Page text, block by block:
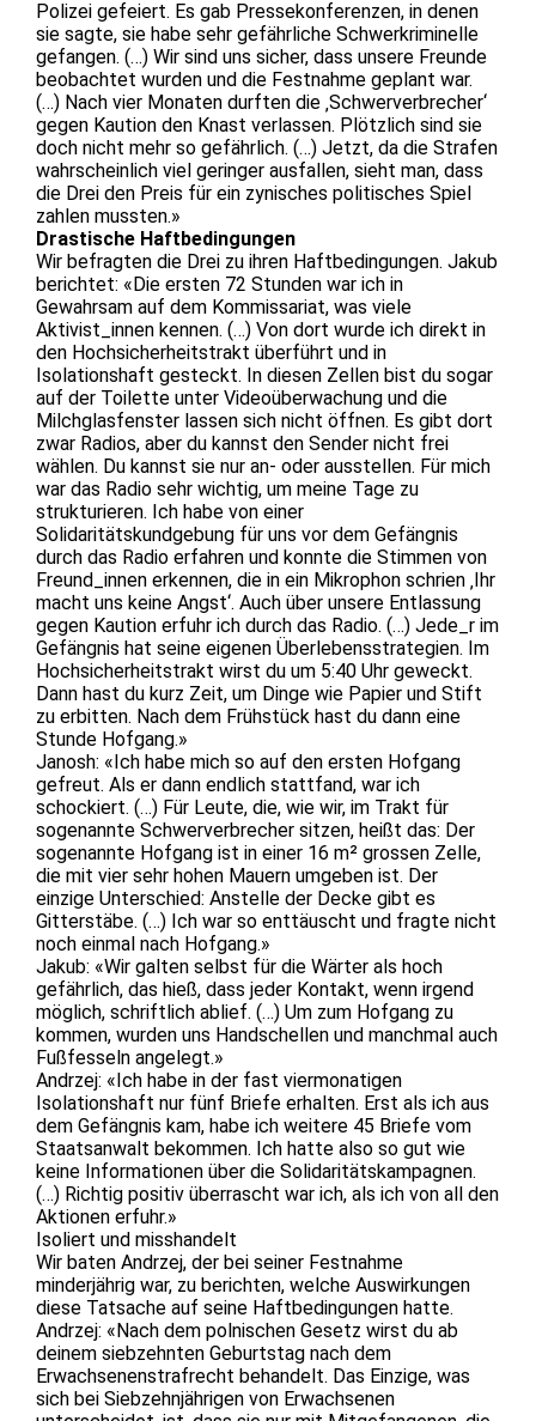
Polizei gefeiert. Es gab Pressekonferenzen, in denen
sie sagte, sie habe sehr gefährliche Schwerkriminelle
gefangen. (…) Wir sind uns sicher, dass unsere Freunde
beobachtet wurden und die Festnahme geplant war.
(…) Nach vier Monaten durften die ‚Schwerverbrecher‘
gegen Kaution den Knast verlassen. Plötzlich sind sie
doch nicht mehr so gefährlich. (…) Jetzt, da die Strafen
wahrscheinlich viel geringer ausfallen, sieht man, dass
die Drei den Preis für ein zynisches politisches Spiel
zahlen mussten.»
Drastische Haftbedingungen
Wir befragten die Drei zu ihren Haftbedingungen. Jakub
berichtet: «Die ersten 72 Stunden war ich in
Gewahrsam auf dem Kommissariat, was viele
Aktivist_innen kennen. (…) Von dort wurde ich direkt in
den Hochsicherheitstrakt überführt und in
Isolationshaft gesteckt. In diesen Zellen bist du sogar
auf der Toilette unter Videoüberwachung und die
Milchglasfenster lassen sich nicht öffnen. Es gibt dort
zwar Radios, aber du kannst den Sender nicht frei
wählen. Du kannst sie nur an- oder ausstellen. Für mich
war das Radio sehr wichtig, um meine Tage zu
strukturieren. Ich habe von einer
Solidaritätskundgebung für uns vor dem Gefängnis
durch das Radio erfahren und konnte die Stimmen von
Freund_innen erkennen, die in ein Mikrophon schrien ‚Ihr
macht uns keine Angst‘. Auch über unsere Entlassung
gegen Kaution erfuhr ich durch das Radio. (…) Jede_r im
Gefängnis hat seine eigenen Überlebensstrategien. Im
Hochsicherheitstrakt wirst du um 5:40 Uhr geweckt.
Dann hast du kurz Zeit, um Dinge wie Papier und Stift
zu erbitten. Nach dem Frühstück hast du dann eine
Stunde Hofgang.»
Janosh: «Ich habe mich so auf den ersten Hofgang
gefreut. Als er dann endlich stattfand, war ich
schockiert. (…) Für Leute, die, wie wir, im Trakt für
sogenannte Schwerverbrecher sitzen, heißt das: Der
sogenannte Hofgang ist in einer 16 m² grossen Zelle,
die mit vier sehr hohen Mauern umgeben ist. Der
einzige Unterschied: Anstelle der Decke gibt es
Gitterstäbe. (…) Ich war so enttäuscht und fragte nicht
noch einmal nach Hofgang.»
Jakub: «Wir galten selbst für die Wärter als hoch
gefährlich, das hieß, dass jeder Kontakt, wenn irgend
möglich, schriftlich ablief. (…) Um zum Hofgang zu
kommen, wurden uns Handschellen und manchmal auch
Fußfesseln angelegt.»
Andrzej: «Ich habe in der fast viermonatigen
Isolationshaft nur fünf Briefe erhalten. Erst als ich aus
dem Gefängnis kam, habe ich weitere 45 Briefe vom
Staatsanwalt bekommen. Ich hatte also so gut wie
keine Informationen über die Solidaritätskampagnen.
(…) Richtig positiv überrascht war ich, als ich von all den
Aktionen erfuhr.»
Isoliert und misshandelt
Wir baten Andrzej, der bei seiner Festnahme
minderjährig war, zu berichten, welche Auswirkungen
diese Tatsache auf seine Haftbedingungen hatte.
Andrzej: «Nach dem polnischen Gesetz wirst du ab
deinem siebzehnten Geburtstag nach dem
Erwachsenenstrafrecht behandelt. Das Einzige, was
sich bei Siebzehnjährigen von Erwachsenen